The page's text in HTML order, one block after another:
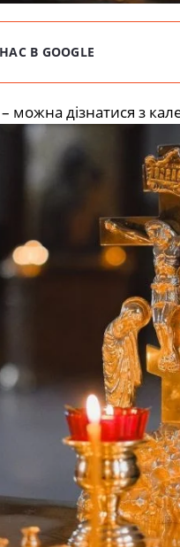
В GOOGLE
можна дізнатися з